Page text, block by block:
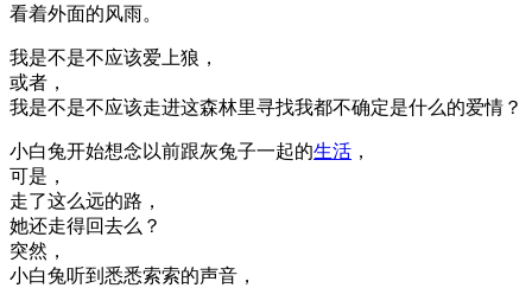
看着外面的风雨。
我是不是不应该爱上狼，
或者，
我是不是不应该走进这森林里寻找我都不确定是什么的爱情？
小白兔开始想念以前跟灰兔子一起的生活 ，
可是，
走了这么远的路，
她还走得回去么？
突然，
小白兔听到悉悉索索的声音，